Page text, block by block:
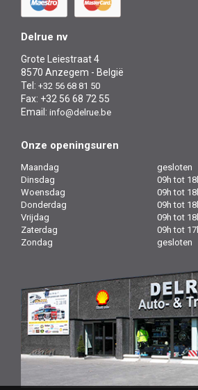
Delrue nv
Grote Leiestraat 4
8570 Anzegem - België
Tel: +32 56 68 81 50
Fax: +32 56 68 72 55
Email: info@delrue.be
Onze openingsuren
Maandag
gesloten
Dinsdag
09h tot
Woensdag
09h tot
Donderdag
09h tot
Vrijdag
09h tot
Zaterdag
09h tot
Zondag
gesloten